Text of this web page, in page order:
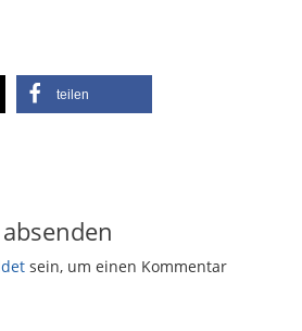
teilen
sein, um einen Kommentar